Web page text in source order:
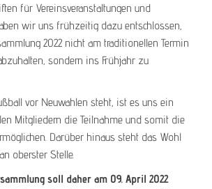
für Vereinsveranstaltungen und
wir uns frühzeitig dazu entschlossen,
2022 nicht am traditionellen Termin
sondern ins Frühjahr zu
vor Neuwahlen steht, ist es uns ein
Mitgliedern die Teilnahme und somit die
Darüber hinaus steht das Wohl
oberster Stelle.
soll daher am 09. April 2022